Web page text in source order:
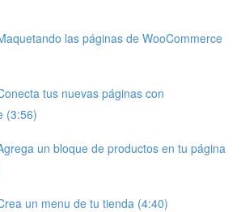
las páginas de WooCommerce
tus nuevas páginas con
(3:56)
un bloque de productos en tu página
un menu de tu tienda (4:40)